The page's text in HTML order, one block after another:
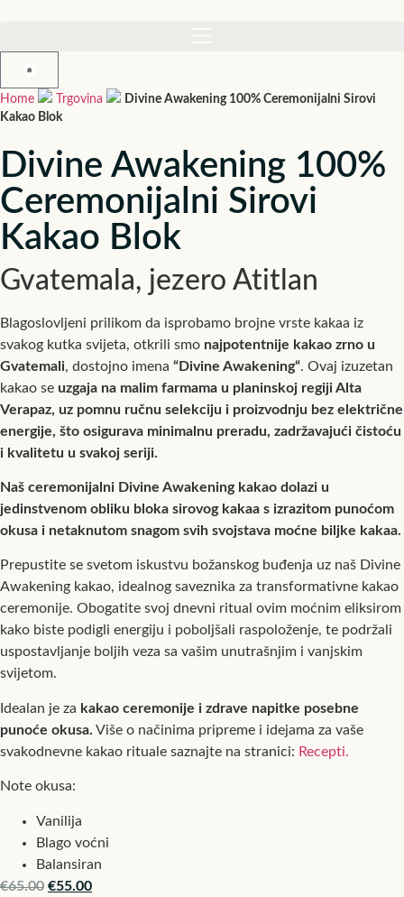
Home Trgovina
Divine Awakening 100% Ceremonijalni Sirovi
Kakao Blok
Divine Awakening 100%
Ceremonijalni Sirovi
Kakao Blok
Gvatemala, jezero Atitlan
Blagoslovljeni prilikom da isprobamo brojne vrste kakaa iz
svakog kutka svijeta, otkrili smo najpotentnije kakao zrno u
Gvatemali, dostojno imena “Divine Awakening“. Ovaj izuzetan
kakao se uzgaja na malim farmama u planinskoj regiji Alta
Verapaz, uz pomnu ručnu selekciju i proizvodnju bez električne
energije, što osigurava minimalnu preradu, zadržavajući čistoću
i kvalitetu u svakoj seriji.
Naš ceremonijalni Divine Awakening kakao dolazi u
jedinstvenom obliku bloka sirovog kakaa s izrazitom punoćom
okusa i netaknutom snagom svih svojstava moćne biljke kakaa.
Prepustite se svetom iskustvu božanskog buđenja uz naš Divine
Awakening kakao, idealnog saveznika za transformativne kakao
ceremonije. Obogatite svoj dnevni ritual ovim moćnim eliksirom
kako biste podigli energiju i poboljšali raspoloženje, te podržali
uspostavljanje boljih veza sa vašim unutrašnjim i vanjskim
svijetom.
Idealan je za kakao ceremonije i zdrave napitke posebne
punoće okusa. Više o načinima pripreme i idejama za vaše
svakodnevne kakao rituale saznajte na stranici: Recepti.
Note okusa:
Vanilija
Blago voćni
Balansiran
€65.00 €55.00